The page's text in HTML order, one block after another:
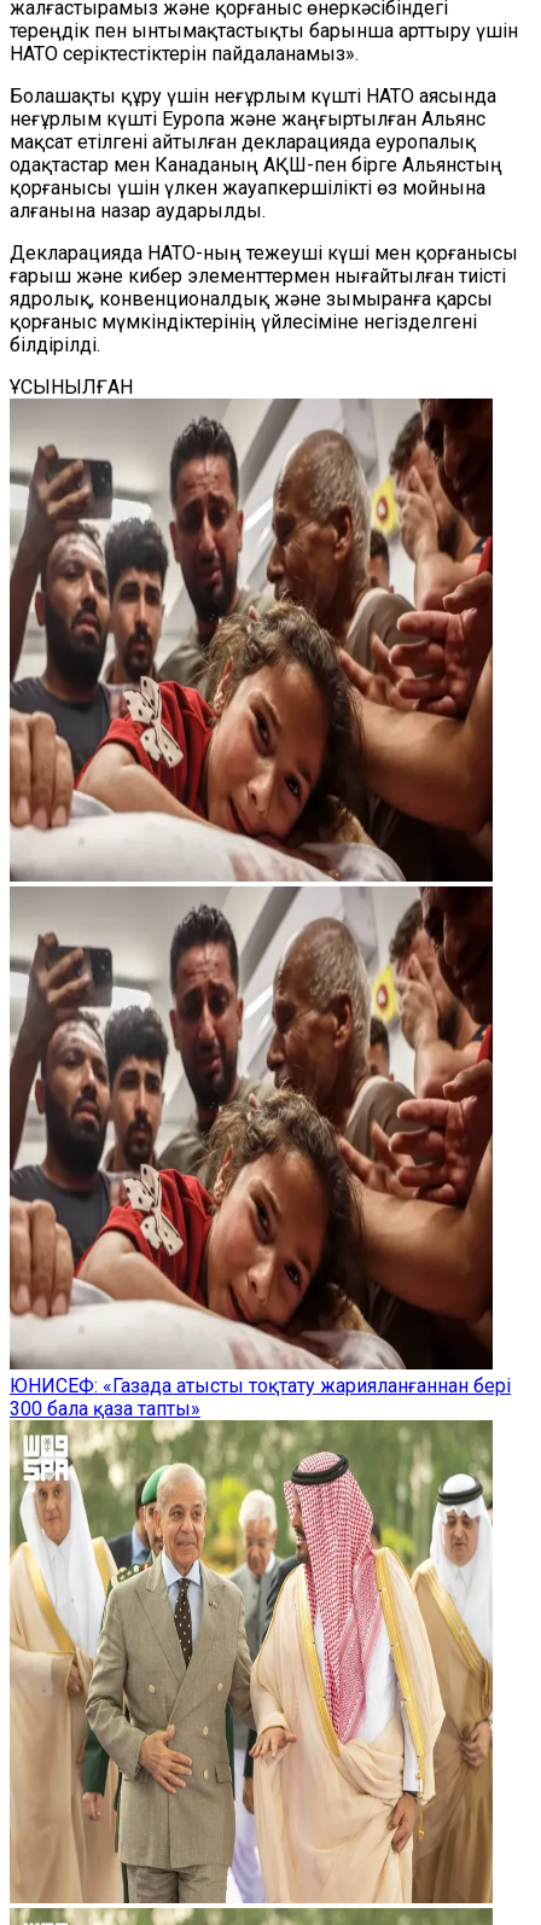
жалғастырамыз және қорғаныс өнеркәсібіндегі
тереңдік пен ынтымақтастықты барынша арттыру үшін
НАТО серіктестіктерін пайдаланамыз».
Болашақты құру үшін неғұрлым күшті НАТО аясында
неғұрлым күшті Еуропа және жаңғыртылған Альянс
мақсат етілгені айтылған декларацияда еуропалық
одақтастар мен Канаданың АҚШ-пен бірге Альянстың
қорғанысы үшін үлкен жауапкершілікті өз мойнына
алғанына назар аударылды.
Декларацияда НАТО-ның тежеуші күші мен қорғанысы
ғарыш және кибер элементтермен нығайтылған тиісті
ядролық, конвенционалдық және зымыранға қарсы
қорғаныс мүмкіндіктерінің үйлесіміне негізделгені
білдірілді.
ҰСЫНЫЛҒАН
ЮНИСЕФ: «Газада атысты тоқтату жарияланғаннан бері
300 бала қаза тапты»